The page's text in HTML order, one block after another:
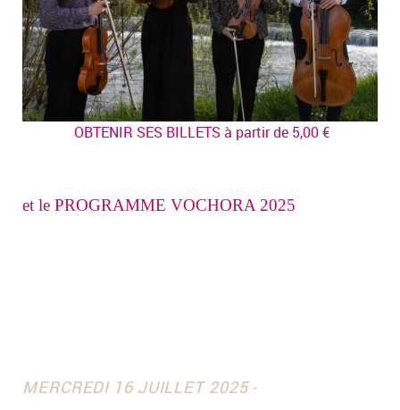
OBTENIR SES BILLETS à partir de 5,00 €
et le PROGRAMME VOCHORA 2025
MERCREDI 16 JUILLET 2025 -